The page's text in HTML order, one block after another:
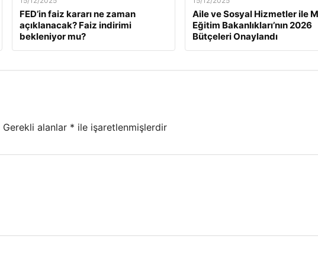
FED’in faiz kararı ne zaman
açıklanacak? Faiz indirimi
bekleniyor mu?
Aile ve Sosyal Hizmetler ile
Eğitim Bakanlıkları’nın 2026
Bütçeleri Onaylandı
Gerekli alanlar * ile işaretlenmişlerdir